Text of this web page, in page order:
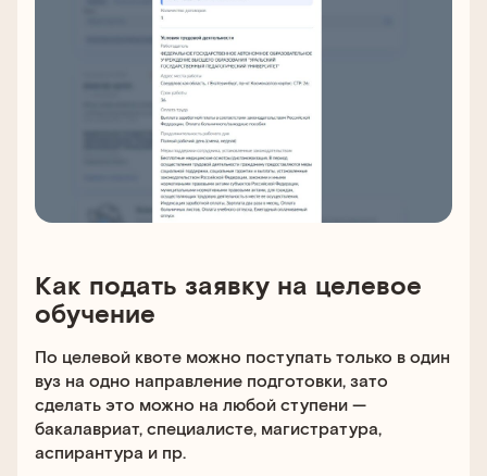
Как подать заявку на целевое
обучение
По целевой квоте можно поступать только в один
вуз на одно направление подготовки, зато
сделать это можно на любой ступени —
бакалавриат, специалисте, магистратура,
аспирантура и пр.